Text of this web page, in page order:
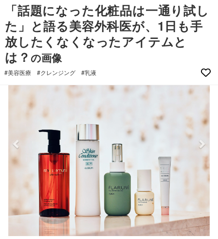
「話題になった化粧品は一通り試し
た」と語る美容外科医が、1日も手
放したくなくなったアイテムと
は？ の画像
#美容医療 #クレンジング #乳液